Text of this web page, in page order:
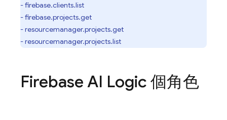
- firebase.clients.list
- firebase.projects.get
- resourcemanager.projects.get
- resourcemanager.projects.list
Firebase AI Logic 個角色